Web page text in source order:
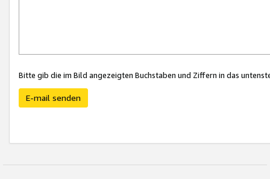
Bitte gib die im Bild angezeigten Buchstaben und Ziffern in das
E-mail senden